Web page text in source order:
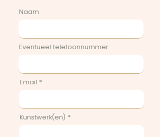
Naam
Eventueel telefoonnummer
Email
Kunstwerk(en)